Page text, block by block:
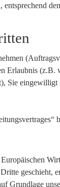
Erlaubnis
geschieht,